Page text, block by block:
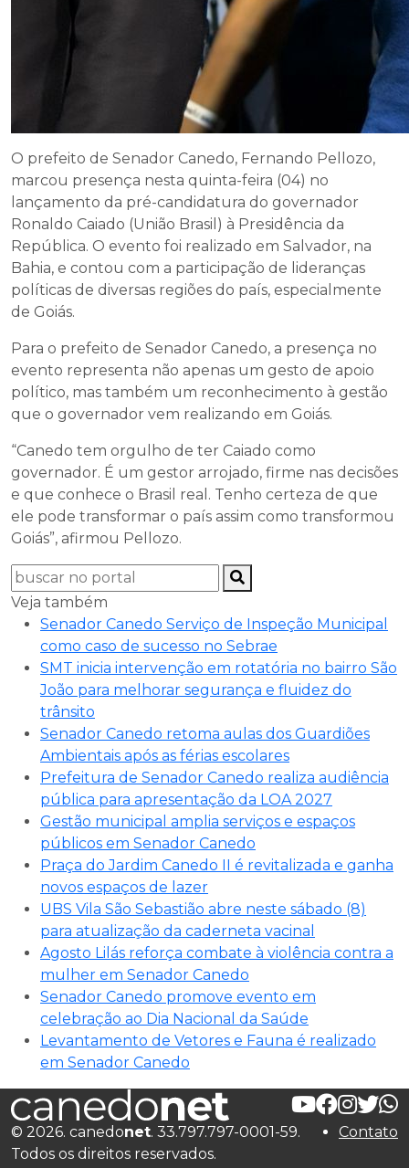
O prefeito de Senador Canedo, Fernando Pellozo,
marcou presença nesta quinta-feira (04) no
lançamento da pré-candidatura do governador
Ronaldo Caiado (União Brasil) à Presidência da
República. O evento foi realizado em Salvador, na
Bahia, e contou com a participação de lideranças
políticas de diversas regiões do país, especialmente
de Goiás.
Para o prefeito de Senador Canedo, a presença no
evento representa não apenas um gesto de apoio
político, mas também um reconhecimento à gestão
que o governador vem realizando em Goiás.
“Canedo tem orgulho de ter Caiado como
governador. É um gestor arrojado, firme nas decisões
e que conhece o Brasil real. Tenho certeza de que
ele pode transformar o país assim como transformou
Goiás”, afirmou Pellozo.
Veja também
Senador Canedo Serviço de Inspeção Municipal
como caso de sucesso no Sebrae
SMT inicia intervenção em rotatória no bairro São
João para melhorar segurança e fluidez do
trânsito
Senador Canedo retoma aulas dos Guardiões
Ambientais após as férias escolares
Prefeitura de Senador Canedo realiza audiência
pública para apresentação da LOA 2027
Gestão municipal amplia serviços e espaços
públicos em Senador Canedo
Praça do Jardim Canedo II é revitalizada e ganha
novos espaços de lazer
UBS Vila São Sebastião abre neste sábado (8)
para atualização da caderneta vacinal
Agosto Lilás reforça combate à violência contra a
mulher em Senador Canedo
Senador Canedo promove evento em
celebração ao Dia Nacional da Saúde
Levantamento de Vetores e Fauna é realizado
em Senador Canedo
© 2026. canedonet. 33.797.797-0001-59.
Todos os direitos reservados.
Contato